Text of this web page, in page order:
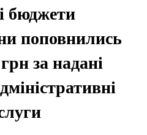
бюджети
поповнились
за надані